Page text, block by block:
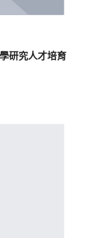
研究人才培育